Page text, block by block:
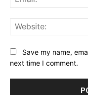
Save my name,
next time I comment.